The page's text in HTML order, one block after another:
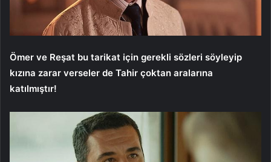
Ömer ve Reşat bu tarikat için gerekli sözleri söyleyip
kızına zarar verseler de Tahir çoktan aralarına
katılmıştır!